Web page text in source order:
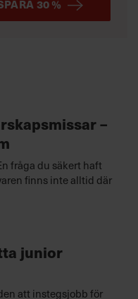
–
fråga du säkert haft
finns inte alltid där
junior
att instegsjobb för
30 %